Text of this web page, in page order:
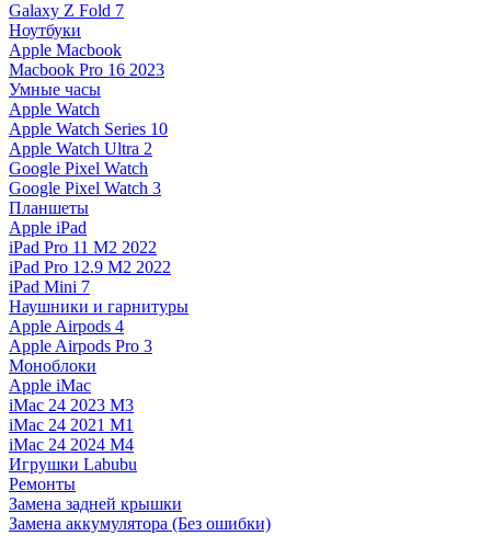
Galaxy Z Fold 7
Ноутбуки
Apple Macbook
Macbook Pro 16 2023
Умные часы
Apple Watch
Apple Watch Series 10
Apple Watch Ultra 2
Google Pixel Watch
Google Pixel Watch 3
Планшеты
Apple iPad
iPad Pro 11 M2 2022
iPad Pro 12.9 M2 2022
iPad Mini 7
Наушники и гарнитуры
Apple Airpods 4
Apple Airpods Pro 3
Моноблоки
Apple iMac
iMac 24 2023 M3
iMac 24 2021 M1
iMac 24 2024 M4
Игрушки Labubu
Ремонты
Замена задней крышки
Замена аккумулятора (Без ошибки)